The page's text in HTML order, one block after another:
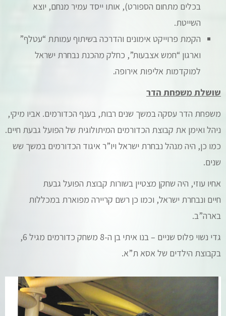
בכלים מתחום הספורט), אותו ייסד עמיר מנחם, יוצא
השייטת.
הקמת פרוייקט אימונים והדרכה בשיתוף עמותת “עטלף”
וארגון “חמש אצבעות”, כחלק מהכנת נבחרת ישראל
למוקדמות אליפות אירופה.
שושלת משפחת הדר
משפחת הדר עסקה במשך שנים רבות, בענף הכדורמים. אביו מיקי,
ניהל ואימן את קבוצת הכדורמים המיתולוגית של הפועל גבעת חיים.
כמו כן, היה מנהל נבחרת ישראל ויו”ר איגוד הכדורמים במשך שש
שנים.
אחיו עוזי, היה שחקן מצטיין בשורות קבוצת הפועל גבעת
חיים ונבחרת ישראל, וכמו כן רשם קריירה מפוארת במכללות
בארה”ב.
גדי נשוי פלוס שניים – בנו איתי בן ה-8 משחק כדורמים מגיל 6,
בקבוצת הילדים של אסא ת”א.